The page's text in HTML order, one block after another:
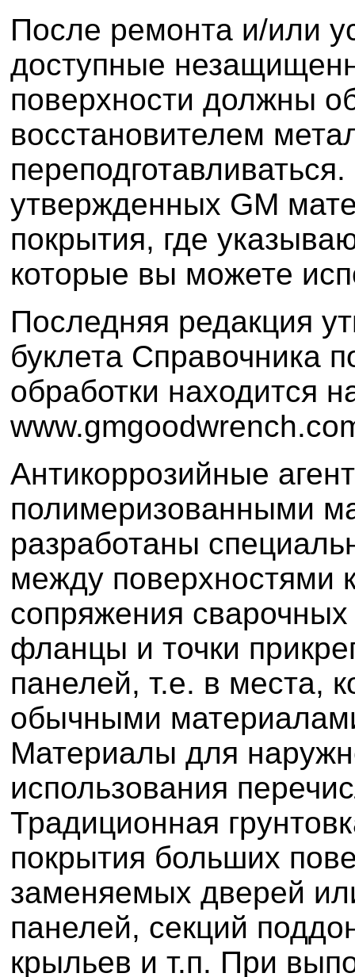
После ремонта и/или
доступные
поверхности должны
восстановителем
утвержденных GM
покрытия, где
которые вы можете
Последняя редакция
буклета Справочника
обработки находится
Антикоррозийные
полимеризованными
разработаны
между поверхностями
сопряжения
фланцы и точки
панелей, т.е. в места,
обычными
Материалы для
использования
Традиционная
покрытия больших
заменяемых дверей
панелей, секций
крыльев и т.п. При